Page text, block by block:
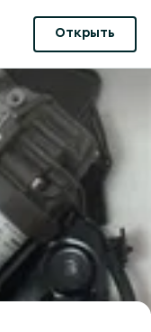
Открыть